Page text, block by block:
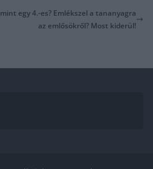
egy 4.-es? Emlékszel a tananyagra
az emlősökről? Most kiderül!